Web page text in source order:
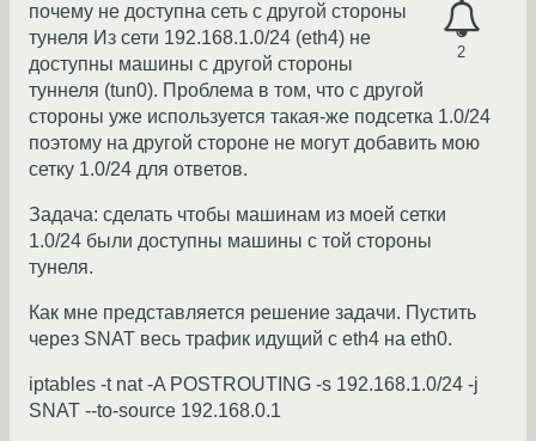
2
почему не доступна сеть с другой стороны
тунеля Из сети 192.168.1.0/24 (eth4) не
доступны машины с другой стороны
туннеля (tun0). Проблема в том, что с другой
стороны уже используется такая-же подсетка 1.0/24
поэтому на другой стороне не могут добавить мою
сетку 1.0/24 для ответов.
Задача: сделать чтобы машинам из моей сетки
1.0/24 были доступны машины с той стороны
тунеля.
Как мне представляется решение задачи. Пустить
через SNAT весь трафик идущий с eth4 на eth0.
iptables -t nat -A POSTROUTING -s 192.168.1.0/24 -j
SNAT --to-source 192.168.0.1